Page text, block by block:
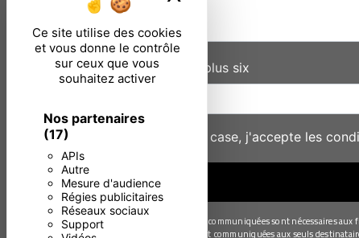
Ce site utilise des cookies
et vous donne le contrôle
sur ceux que vous
souhaitez activer
Nos partenaires
(17)
APIs
Autre
Mesure d'audience
Régies publicitaires
Réseaux sociaux
Support
Combien font cinq plus six
En cochant cette case, j'accepte les
** Les données personnelles communiquées sont nécessaires
Les données collectées seront communiquées aux seuls